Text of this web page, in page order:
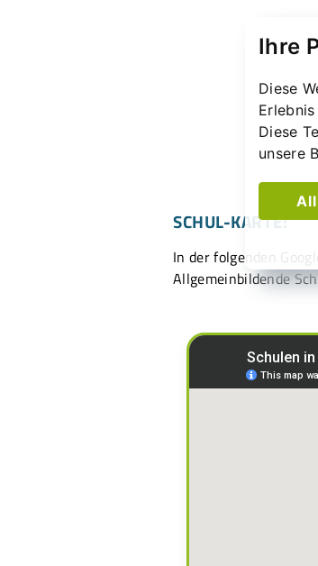
Ihre
Diese
Diese
unsere
SCHUL-KARTE:
In der folgenden
Allgemeinbildende